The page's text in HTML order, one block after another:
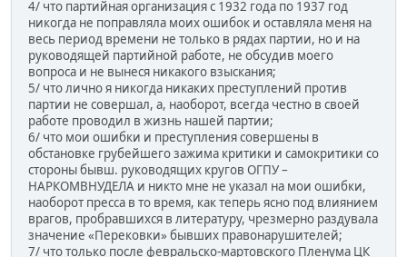
4/ что партийная организация с 1932 года по 1937 год
никогда не поправляла моих ошибок и оставляла меня на
весь период времени не только в рядах партии, но и на
руководящей партийной работе, не обсудив моего
вопроса и не вынеся никакого взыскания;
5/ что лично я никогда никаких преступлений против
партии не совершал, а, наоборот, всегда честно в своей
работе проводил в жизнь нашей партии;
6/ что мои ошибки и преступления совершены в
обстановке грубейшего зажима критики и самокритики со
стороны бывш. руководящих кругов ОГПУ –
НАРКОМВНУДЕЛА и никто мне не указал на мои ошибки,
наоборот пресса в то время, как теперь ясно под влиянием
врагов, пробравшихся в литературу, чрезмерно раздувала
значение «Перековки» бывших правонарушителей;
7/ что только после февральско-мартовского Пленума ЦК